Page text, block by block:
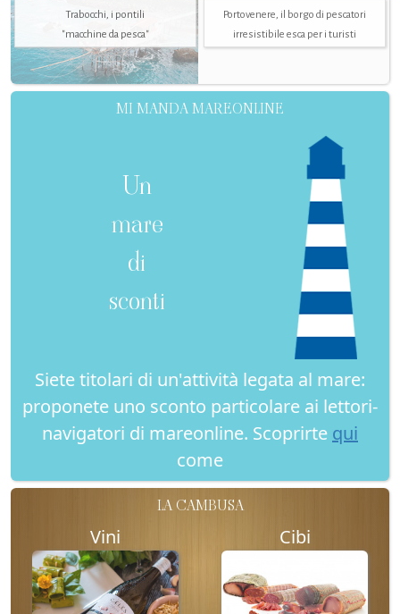
Trabocchi, i pontili
"macchine da pesca"
Portovenere, il borgo di pescatori
irresistibile esca per i turisti
MI MANDA MAREONLINE
Un
mare
di
sconti
Siete titolari di un'attività legata al mare:
proponete uno sconto particolare ai lettori-
navigatori di mareonline. Scoprirte qui
come
LA CAMBUSA
Vini Cibi